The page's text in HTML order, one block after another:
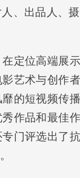
、出品人、
位高端展示
艺术与创作
的短视频传
作品和最佳
门评选出了